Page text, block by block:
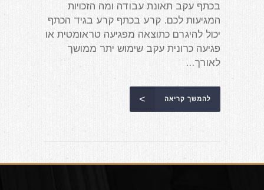
בכתף עקב תאונת עבודה ומה הזכויות
המגיעות לכם. קרע בכתף קרע בגיד הכתף
יכול להיגרם כתוצאה מפגיעה טראומטית או
פגיעה כרונית עקב שימוש יתר ממושך
לאורך...
להמשך קריאה